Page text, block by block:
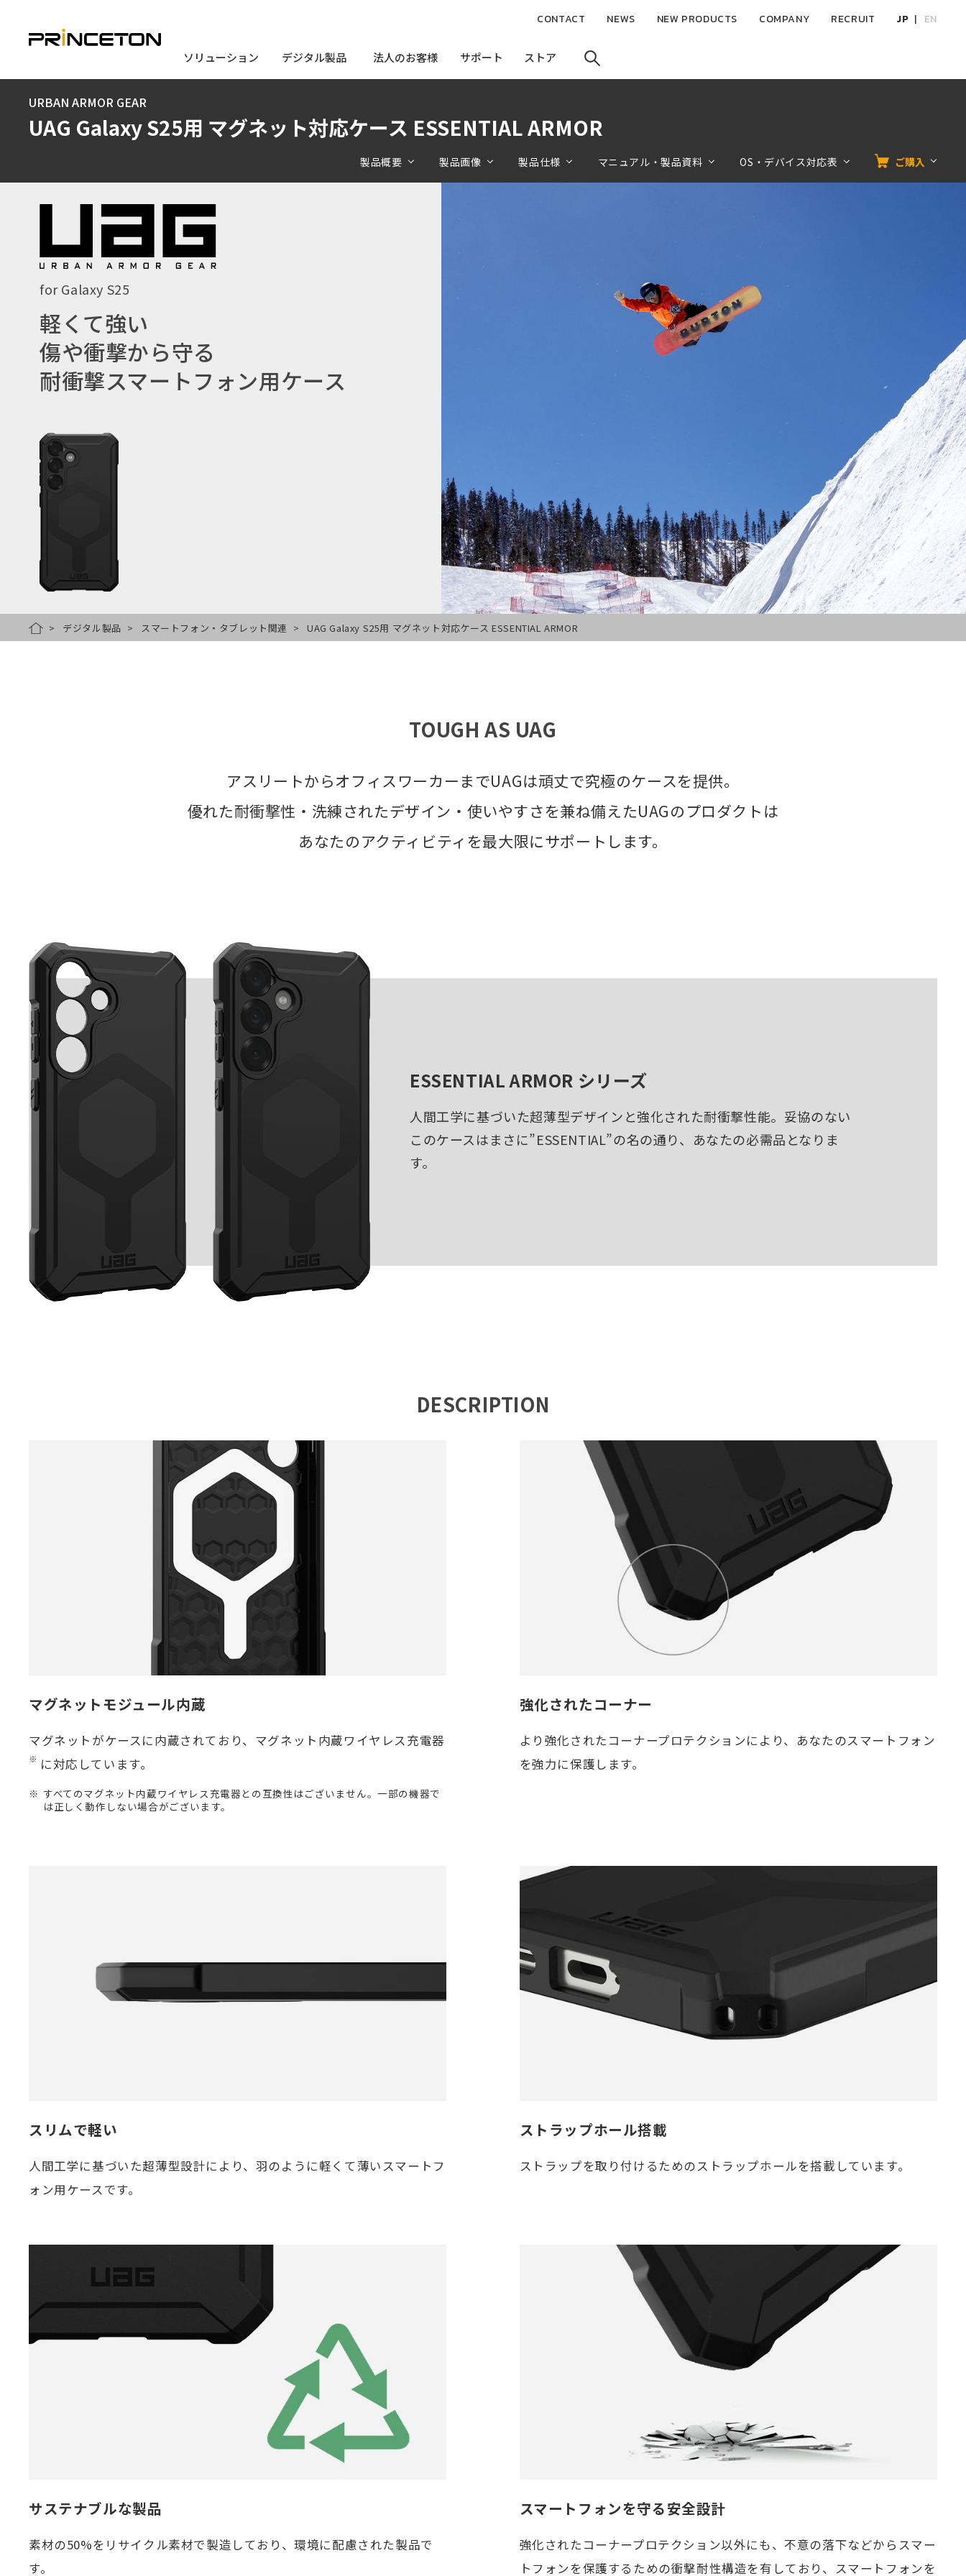
ン
ソリューション
ソリューション デジタル製品
デジタル製品 法人のお客様
法人のお客様 サポート
サポート ストア
ストア
CONTACT NEWS NEW PRODUCTS COMPANY RECRUIT JP EN
URBAN ARMOR GEAR
UAG Galaxy S25用 マグネット対応ケース ESSENTIAL ARMOR
製品概要 製品画像 製品仕様 マニュアル・製品資料 OS・デバイス対応表 ご購入
for Galaxy S25
軽くて強い
傷や衝撃から守る
耐衝撃スマートフォン用ケース
HOMEデジタル製品 スマートフォン・タブレット関連 UAG Galaxy S25用 マグネット対応ケース ESSENTIAL ARMOR
TOUGH AS UAG
アスリートからオフィスワーカーまでUAGは頑丈で究極のケースを提供。
優れた耐衝撃性・洗練されたデザイン・使いやすさを兼ね備えたUAGのプロダクトは
あなたのアクティビティを最大限にサポートします。
ESSENTIAL ARMOR シリーズ
人間工学に基づいた超薄型デザインと強化された耐衝撃性能。妥協のない
このケースはまさに”ESSENTIAL”の名の通り、あなたの必需品となりま
す。
DESCRIPTION
マグネットモジュール内蔵
マグネットがケースに内蔵されており、マグネット内蔵ワイヤレス充電器
※ に対応しています。
すべてのマグネット内蔵ワイヤレス充電器との互換性はございません。一部の機器で
は正しく動作しない場合がございます。
強化されたコーナー
より強化されたコーナープロテクションにより、あなたのスマートフォン
を強力に保護します。
スリムで軽い
人間工学に基づいた超薄型設計により、羽のように軽くて薄いスマートフ
ォン用ケースです。
ストラップホール搭載
ストラップを取り付けるためのストラップホールを搭載しています。
サステナブルな製品
素材の50%をリサイクル素材で製造しており、環境に配慮された製品で
す。
スマートフォンを守る安全設計
強化されたコーナープロテクション以外にも、不意の落下などからスマー
トフォンを保護するための衝撃耐性構造を有しており、スマートフォンを